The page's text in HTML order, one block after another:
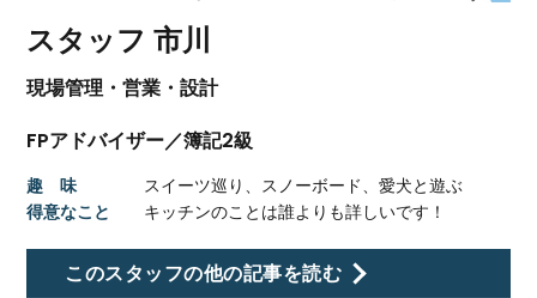
スタッフ 市川
現場管理・営業・設計
FPアドバイザー／簿記2級
趣 味
スイーツ巡り、スノーボード、愛犬と遊ぶ
得意なこと
キッチンのことは誰よりも詳しいです！
このスタッフの他の記事を読む